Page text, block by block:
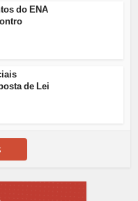
do ENA
de Lei